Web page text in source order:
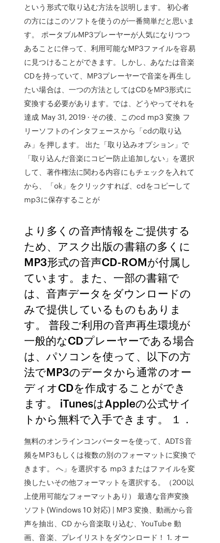
という形式で取り込む方法を説明します。 初心者
の方にはこのソフトを使うのが一番簡単だと思いま
す。 ポータブルMP3プレーヤーが人気になりつつ
あることに伴って、利用可能なMP3ファイルを容易
に見つけることができます。しかし、あなたは音楽
CDを持っていて、MP3プレーヤーで音楽を再生し
たい場合は、一つの方法としてはCDをMP3形式に
変換する必要があります。では、どうやってそれを
達成 May 31, 2019 · その後、このcd mp3 変換 フ
リーソフトのインタフェースから「cdの取り込
み」を押します。 出た「取り込みオプション」で
「取り込んだ音楽にコピー防止追加しない」を選択
して、著作権法に関わる内容にもチェックを入れて
から、「ok」をクリックすれば、cdをコピーして
mp3に保存することが
より多くの音声情報をご提供する
ため、アスク出版の書籍の多くに
MP3形式の音声CD-ROMが付属し
ています。また、一部の書籍で
は、音声データをダウンロードの
みで提供しているものもありま
す。 普段ご利用の音声再生環境が
一般的なCDプレーヤーである場合
は、パソコンを使って、以下の方
法でMP3のデータから通常のオー
ディオCDを作成することができ
ます。 iTunesはAppleの公式サイ
トから無料で入手できます。 １．
無料のオンラインコンバーターを使って、ADTS音
频をMP3もしくは複数の別のフォーマットに変換で
きます。 へ」を選択する mp3 またはファイルを変
換したいその他フォーマットを選択する。（200以
上使用可能なフォーマットあり） 最適な音声変換
ソフト(Windows 10 対応) | MP3 変換、動画から音
声を抽出、CD から音楽取り込む、YouTube 動
画、音楽、プレイリストをダウンロード！ 1. オー